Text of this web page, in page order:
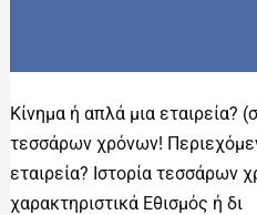
Κίνημα ή απλά μια εταιρεία?
τεσσάρων χρόνων!
εταιρεία? Ιστορία τεσσάρων
χαρακτηριστικά Εθισμός ή δι